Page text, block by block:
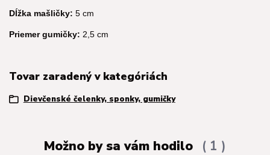
Dĺžka mašličky: 5 cm
Priemer gumičky: 2,5 cm
Tovar zaradený v kategóriách
Dievčenské čelenky, sponky, gumičky
Možno by sa vám hodilo 1